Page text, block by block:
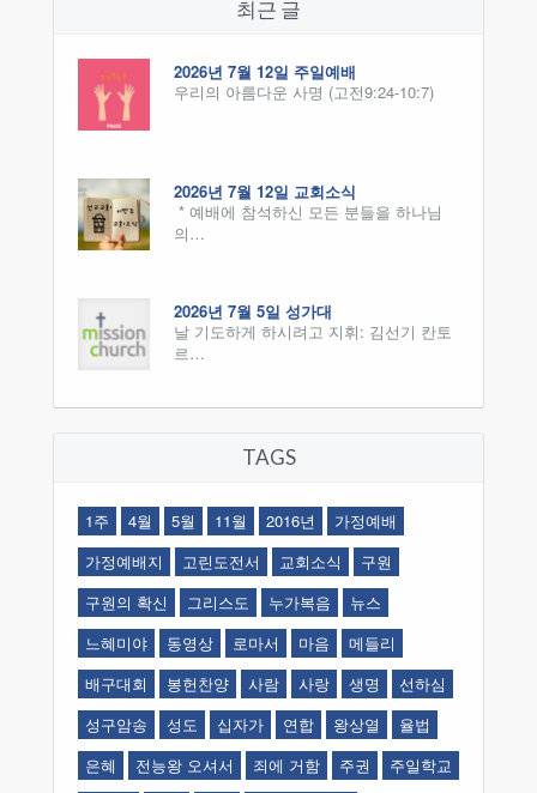
최근 글
2026년 7월 12일 주일예배
우리의 아름다운 사명 (고전9:24-10:7)
2026년 7월 12일 교회소식
* 예배에 참석하신 모든 분들을 하나님
의…
2026년 7월 5일 성가대
날 기도하게 하시려고 지휘: 김선기 칸토
르…
TAGS
1주 4월 5월 11월 2016년
가정예배
가정예배지
고린도전서 교회소식
구원
구원의 확신
그리스도 누가복음
뉴스
느혜미야
동영상 로마서 마음
메들리
배구대회
봉헌찬양 사람 사랑 생명
선하심
성구암송
성도 십자가 연합 왕상열
율법
은혜
전능왕 오셔서 죄에 거함 주권
주일학교